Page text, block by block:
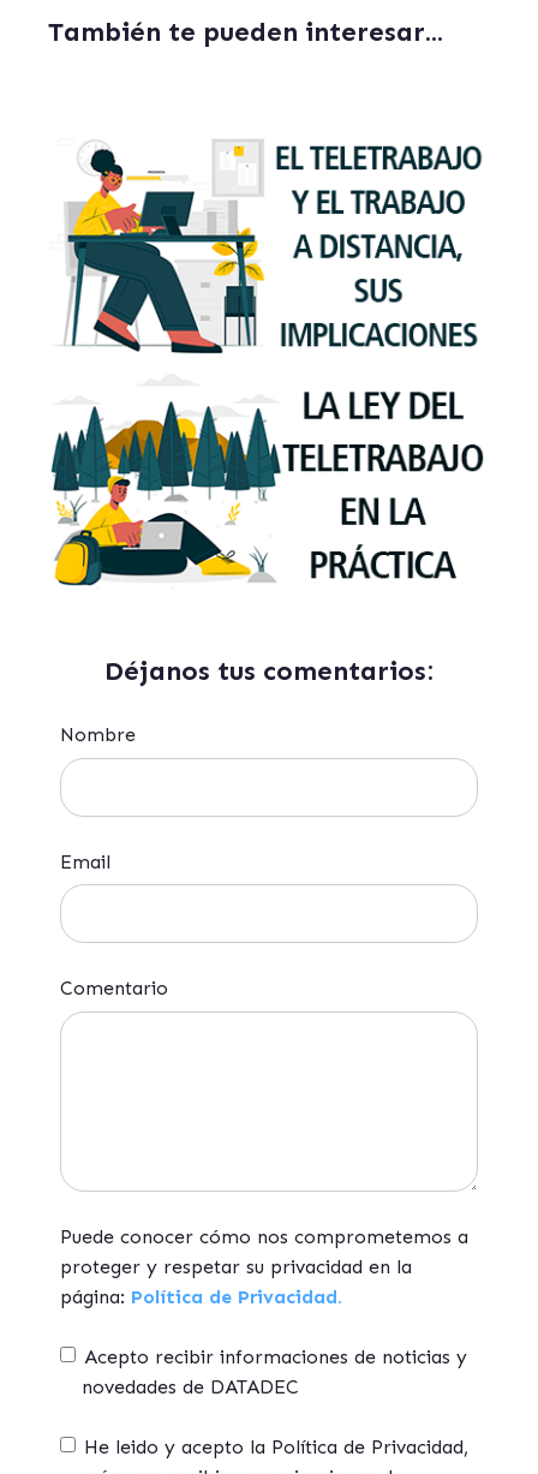
También te pueden interesar...
Déjanos tus comentarios:
Nombre
Email
Comentario
Puede conocer cómo nos comprometemos a
proteger y respetar su privacidad en la
página: Política de Privacidad.
Acepto recibir informaciones de noticias y
novedades de DATADEC
He leido y acepto la Política de Privacidad,